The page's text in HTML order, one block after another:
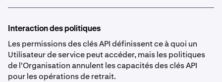
Interaction des politiques
Les permissions des clés API définissent ce à quoi un
Utilisateur de service peut accéder, mais les politiques
de l'Organisation annulent les capacités des clés API
pour les opérations de retrait.